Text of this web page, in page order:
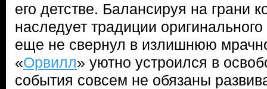
его детстве. Балансируя на грани
наследует традиции
еще не свернул в излишнюю
«Орвилл» уютно устроился в
события совсем не обязаны